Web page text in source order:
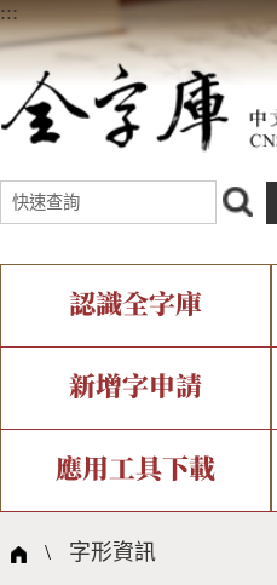
:::
認識全字庫
全字庫介紹
中文碼介紹
國際字碼相關組織
IDS查詢
複合查詢
筆畫查詢
新增字申請
新字申請處理流程
字形即時顯示
全字庫授權
應用工具下載
個人電腦造字處理工具
問題集
\ 字形資訊